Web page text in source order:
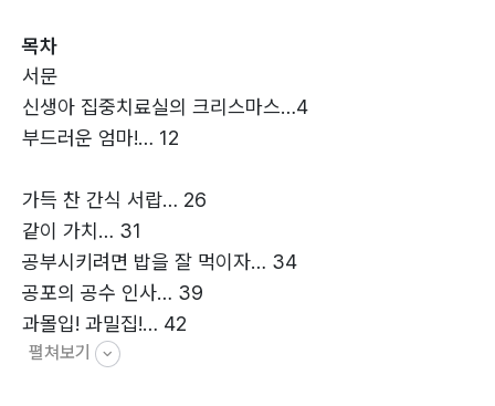
하게 더 아름답게 바꾸는 것입니다. 아이로 인해 바뀔 수
도 있습니다. 아이와 엄마가, 엄마와 아이가 서로에게 부
드럽고 아름다운 마음, 사랑을 공유하는 관계로 함께 들어
가는 것입니다. 그렇게 바꾸고 바뀌는 것입니다. 다만 엄
마니까!
목차
서문
신생아 집중치료실의 크리스마스…4
부드러운 엄마!… 12
가득 찬 간식 서랍… 26
같이 가치… 31
공부시키려면 밥을 잘 먹이자… 34
공포의 공수 인사… 39
과몰입! 과밀집!… 42
기다려!… 46
펼쳐보기